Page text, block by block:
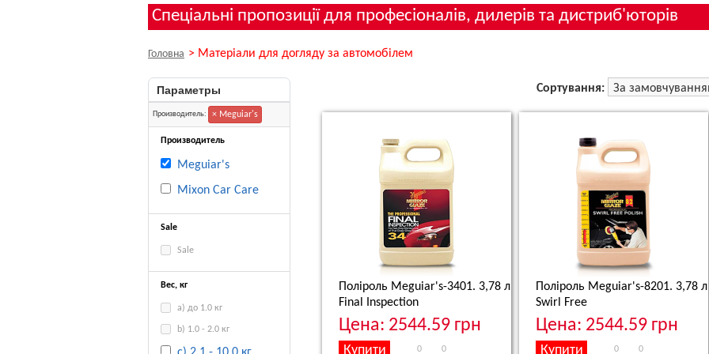
Спеціальні пропозиції для професіоналів, дилерів та дистриб'юторів
Головна > Матеріали для догляду за автомобілем
Параметры
Производитель: × Meguiar's
Производитель
Meguiar's
Mixon Car Care
Sale
Sale
Вес, кг
a) до 1.0 кг
b) 1.0 - 2.0 кг
Сортування:
Поліроль Meguiar's-3401. 3,78 л
Final Inspection
Цена: 2544.59 грн
0 0
Поліроль Meguiar's-8201. 3,78 л
Swirl Free
Цена: 2544.59 грн
0 0